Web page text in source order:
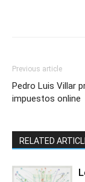
Previous article
Pedro Luis Villar
impuestos online
RELATED